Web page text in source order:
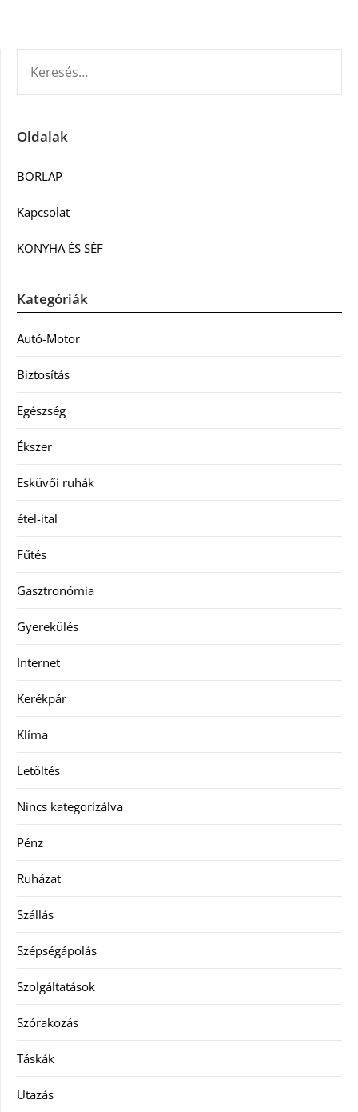
Oldalak
BORLAP
Kapcsolat
KONYHA ÉS SÉF
Kategóriák
Autó-Motor
Biztosítás
Egészség
Ékszer
Esküvői ruhák
étel-ital
Fűtés
Gasztronómia
Gyerekülés
Internet
Kerékpár
Klíma
Letöltés
Nincs kategorizálva
Pénz
Ruházat
Szállás
Szépségápolás
Szolgáltatások
Szórakozás
Táskák
Utazás